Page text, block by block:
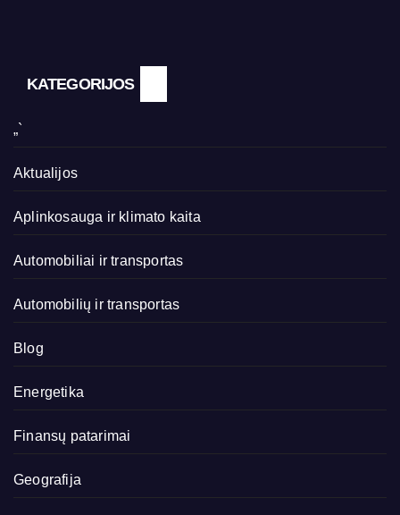
KATEGORIJOS
„`
Aktualijos
Aplinkosauga ir klimato kaita
Automobiliai ir transportas
Automobilių ir transportas
Blog
Energetika
Finansų patarimai
Geografija